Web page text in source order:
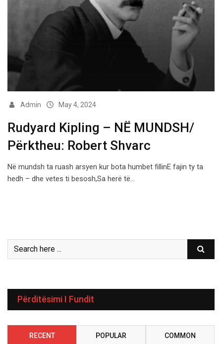
Admin May 4, 2024
Rudyard Kipling – NË MUNDSH/
Përktheu: Robert Shvarc
Në mundsh ta ruash arsyen kur bota humbet fillinE fajin ty ta
hedh – dhe vetes ti besosh,Sa herë të…
Përditësimi I Fundit
RECENT POPULAR COMMON